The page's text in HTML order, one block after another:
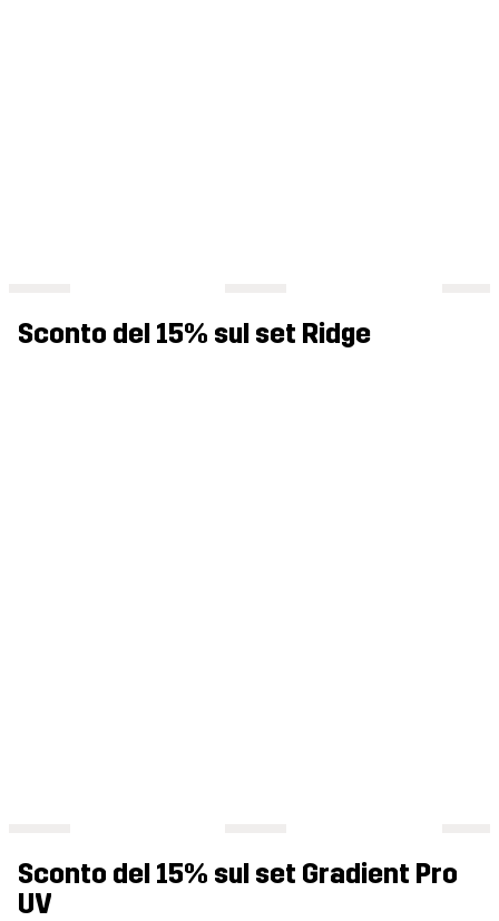
Sconto del 15% sul set Ridge
Sconto del 15% sul set Gradient Pro
UV